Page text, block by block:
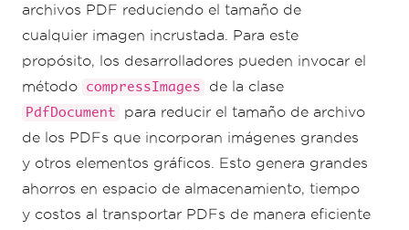
archivos PDF reduciendo el tamaño de
cualquier imagen incrustada. Para este
propósito, los desarrolladores pueden invocar el
método
compressImages de la clase
PdfDocument
para reducir el tamaño de archivo
de los PDFs que incorporan imágenes grandes
y otros elementos gráficos. Esto genera grandes
ahorros en espacio de almacenamiento, tiempo
y costos al transportar PDFs de manera eficiente